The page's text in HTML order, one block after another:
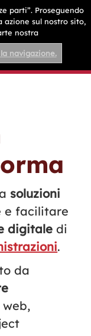
parti”. Proseguendo
azione sul nostro sito,
nostra
navigazione.
soluzioni
e facilitare
digitale di
.
da